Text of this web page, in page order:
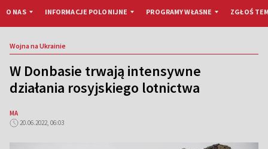
O NAS INFORMACJE POLONIJNE PROGRAMY WŁASNE ZGŁOŚ
Wojna na Ukrainie
W Donbasie trwają intensywne
działania rosyjskiego lotnictwa
MA
20.06.2022, 06:03